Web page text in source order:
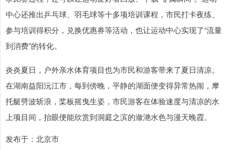
中心还推出乒乓球、羽毛球等十多项培训课程，市民打卡夜练、
参与培训得积分，兑换优惠券等活动，也让运动中心实现了“流量
到消费”的转化。
炎炎夏日，户外亲水体育项目也为市民和游客带来了夏日清凉。
在湖南益阳沅江市，每到傍晚，平静的湖面便变得异常热闹，摩
托艇劈波斩浪，桨板摇曳生姿，市民游客在体验速度与清凉的水
上项目间，抬眼便能欣赏到洞庭之滨的潋滟水色与漫天晚霞。
发布于：北京市